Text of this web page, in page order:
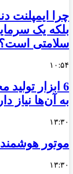
چرا ایمپلنت
بلکه یک
سلامتی
۱۰:۵۴
6 ابزار
به آن‌ها نیاز
۱۳:۳۰
موتور
۱۳:۳۰